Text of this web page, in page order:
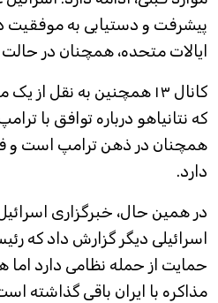
پیشرفت و دستیابی به موفقیت
ایالات متحده، همچنان در
کانال ۱۳ همچنین به نقل
که نتانیاهو درباره توافق با
همچنان در ذهن ترامپ است و
دارد.
در همین حال، خبرگزاری
اسرائیلی دیگر گزارش داد که
حمایت از حمله نظامی دارد اما
مذاکره با ایران باقی گذاشته